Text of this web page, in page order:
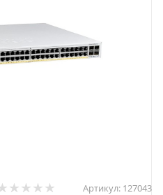
Артикул: 127043